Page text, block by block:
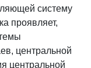
систему
проявляет,
центральной
центральной